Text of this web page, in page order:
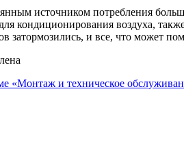
источником потребления
кондиционирования воздуха,
и все, что может
«Монтаж и техническое